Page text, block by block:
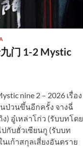
门 1-2 Mystic
nine 2 – 2026 เรื่อง
ป่วนขึ้นอีกครั้ง จางฉี่
) อู๋เหล่าโก่ว (รับบทโดย
กับฮั่วเซียนกู (รับบท
เก้าสกุลเสี่ยงอันตราย